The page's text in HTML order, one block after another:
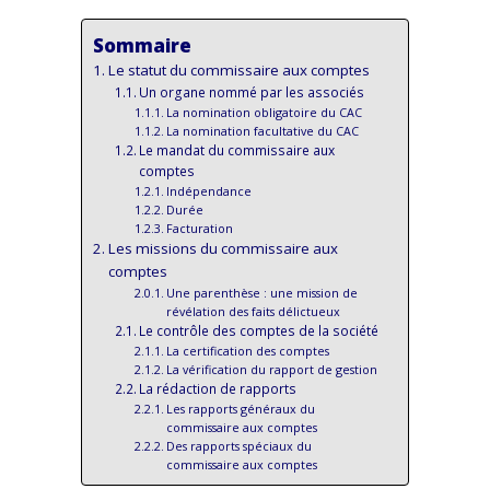
Sommaire
Le statut du commissaire aux comptes
Un organe nommé par les associés
La nomination obligatoire du CAC
La nomination facultative du CAC
Le mandat du commissaire aux
comptes
Indépendance
Durée
Facturation
Les missions du commissaire aux
comptes
Une parenthèse : une mission de
révélation des faits délictueux
Le contrôle des comptes de la société
La certification des comptes
La vérification du rapport de gestion
La rédaction de rapports
Les rapports généraux du
commissaire aux comptes
Des rapports spéciaux du
commissaire aux comptes